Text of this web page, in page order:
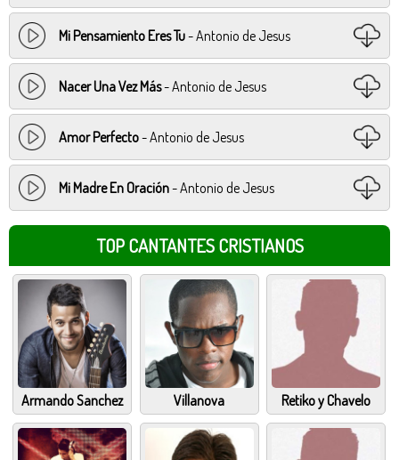
Mi Pensamiento Eres Tu- Antonio de Jesus
Nacer Una Vez Más- Antonio de Jesus
Amor Perfecto- Antonio de Jesus
Mi Madre En Oración- Antonio de Jesus
TOP CANTANTES CRISTIANOS
Armando Sanchez Villanova Retiko y Chavelo